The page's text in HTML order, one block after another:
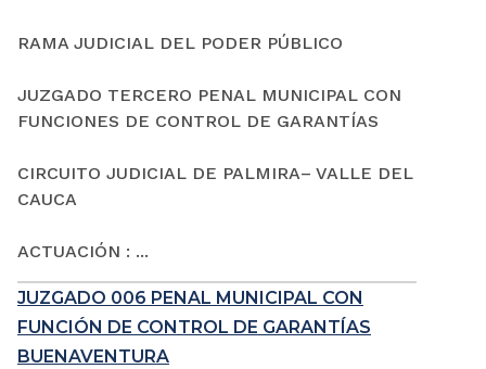
RAMA JUDICIAL DEL PODER PÚBLICO
JUZGADO TERCERO PENAL MUNICIPAL CON
FUNCIONES DE CONTROL DE GARANTÍAS
CIRCUITO JUDICIAL DE PALMIRA– VALLE DEL
CAUCA
ACTUACIÓN : ...
JUZGADO 006 PENAL MUNICIPAL CON
FUNCIÓN DE CONTROL DE GARANTÍAS
BUENAVENTURA